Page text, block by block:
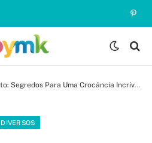
Segredos Para Uma Crocância Incrível
DIVERSOS